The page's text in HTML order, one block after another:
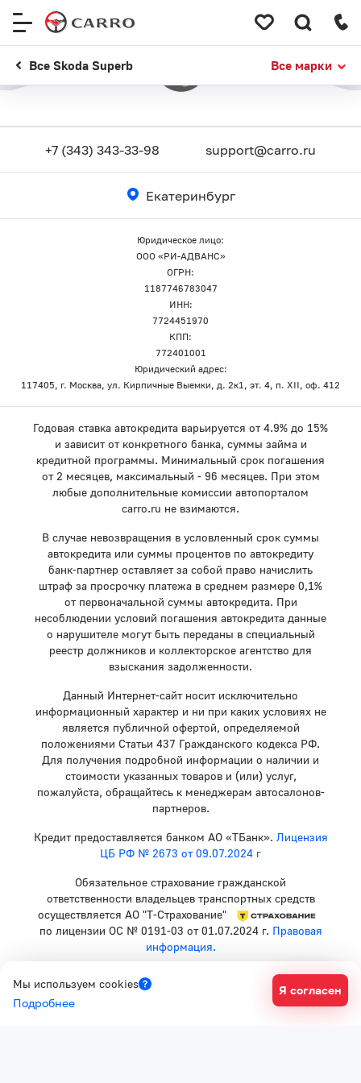
Все Skoda Superb Все марки
+7 (343) 343-33-98 support@carro.ru
Екатеринбург
Юридическое лицо:
ООО «РИ-АДВАНС»
ОГРН:
1187746783047
ИНН:
7724451970
КПП:
772401001
Юридический адрес:
117405, г. Москва, ул. Кирпичные Выемки, д. 2к1, эт. 4, п. XII, оф. 412
Годовая ставка автокредита варьируется от 4.9% до 15%
и зависит от конкретного банка, суммы займа и
кредитной программы. Минимальный срок погашения
от 2 месяцев, максимальный - 96 месяцев. При этом
любые дополнительные комиссии автопорталом
carro.ru не взимаются.
В случае невозвращения в условленный срок суммы
автокредита или суммы процентов по автокредиту
банк-партнер оставляет за собой право начислить
штраф за просрочку платежа в среднем размере 0,1%
от первоначальной суммы автокредита. При
несоблюдении условий погашения автокредита данные
о нарушителе могут быть переданы в специальный
реестр должников и коллекторское агентство для
взыскания задолженности.
Данный Интернет-сайт носит исключительно
информационный характер и ни при каких условиях не
является публичной офертой, определяемой
положениями Статьи 437 Гражданского кодекса РФ.
Для получения подробной информации о наличии и
стоимости указанных товаров и (или) услуг,
пожалуйста, обращайтесь к менеджерам автосалонов-
партнеров.
Кредит предоставляется банком АО «ТБанк». Лицензия
ЦБ РФ № 2673 от 09.07.2024 г
Обязательное страхование гражданской
ответственности владельцев транспортных средств
осуществляется АО "Т-Страхование"
по лицензии ОС № 0191-03 от 01.07.2024 г. Правовая
информация.
Политика конфиденциальности
Согласие на рекламную рассылку
Мы используем cookies
Подробнее
Я согласен